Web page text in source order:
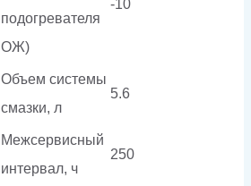
подогревателя
ОЖ)
-10
Объем системы
смазки, л
5.6
Межсервисный
интервал, ч
250